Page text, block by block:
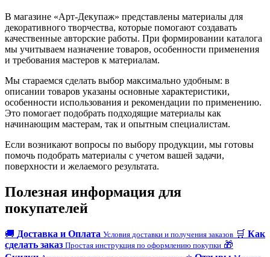
В магазине «Арт-Декупаж» представлены материалы для
декоративного творчества, которые помогают создавать
качественные авторские работы. При формировании каталога
мы учитываем назначение товаров, особенности применения
и требования мастеров к материалам.
Мы стараемся сделать выбор максимально удобным: в
описании товаров указаны основные характеристики,
особенности использования и рекомендации по применению.
Это помогает подобрать подходящие материалы как
начинающим мастерам, так и опытным специалистам.
Если возникают вопросы по выбору продукции, мы готовы
помочь подобрать материалы с учетом вашей задачи,
поверхности и желаемого результата.
Полезная информация для
покупателей
🚚 Доставка и Оплата Условия доставки и получения заказов 🛒 Как
сделать заказ Простая инструкция по оформлению покупки 🎁